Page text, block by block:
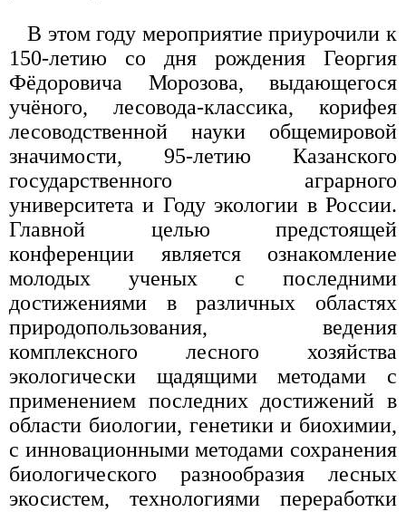
В этом году мероприятие приурочили к
150-летию со дня рождения Георгия
Фёдоровича Морозова, выдающегося
учёного, лесовода-классика, корифея
лесоводственной науки общемировой
значимости, 95-летию Казанского
государственного аграрного
университета и Году экологии в России.
Главной целью предстоящей
конференции является ознакомление
молодых ученых с последними
достижениями в различных областях
природопользования, ведения
комплексного лесного хозяйства
экологически щадящими методами с
применением последних достижений в
области биологии, генетики и биохимии,
с инновационными методами сохранения
биологического разнообразия лесных
экосистем, технологиями переработки